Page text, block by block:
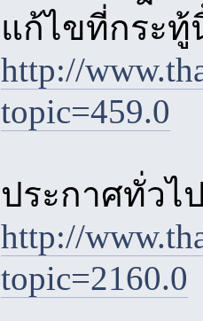
แก้ไขที่กระ
http://
topic=459.0
ประกาศทั่ว
http://
topic=2160.0